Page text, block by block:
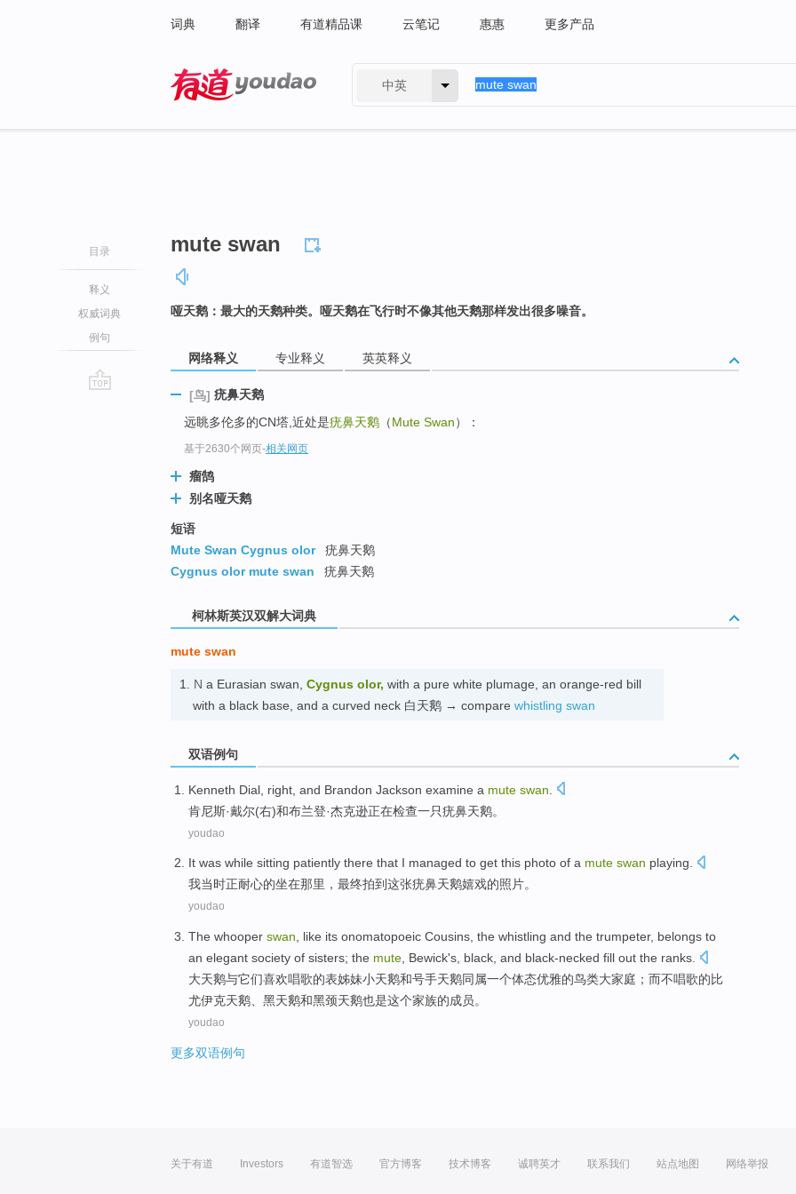
词典 翻译 有道精品课 云笔记 惠惠 更多产品
中英
目录
释义
权威词典
例句
mute swan
哑天鹅：最大的天鹅种类。哑天鹅在飞行时不像其他天鹅那样发出很多噪音。
网络释义 专业释义 英英释义
[鸟] 疣鼻天鹅
远眺多伦多的CN塔,近处是疣鼻天鹅 （Mute Swan）：
基于2630个网页-相关网页
瘤鹄
别名哑天鹅
短语
Mute Swan Cygnus olor
疣鼻天鹅
Cygnus olor mute swan
疣鼻天鹅
柯林斯英汉双解大词典
mute swan
1. N a Eurasian swan, Cygnus olor, with a pure white plumage, an orange-red bill
with a black base, and a curved neck 白天鹅 → compare whistling swan
双语例句
Kenneth Dial right and Brandon Jackson examine a mute swan
肯尼斯·戴尔(右)和布兰登·杰克逊正在检查一只疣鼻天鹅。
youdao
It was while sitting patiently there that I managed to get this photo of a mute swan playing.
我当时正耐心的坐在那里 ， 最终拍到这张疣鼻天鹅嬉戏的照片。
youdao
The whooper swan, like its onomatopoeic Cousins, the whistling and the trumpeter, belongs to
an elegant society of sisters; the mute, Bewick's, black, and black-necked fill out the ranks.
大天鹅与它们喜欢唱歌的表姊妹小天鹅和号手天鹅同属一个体态优雅的鸟类大家庭；而不唱歌的比
尤伊克天鹅、 黑天鹅和黑颈天鹅也是这个家族的成员。
youdao
更多双语例句
关于有道 Investors 有道智选 官方博客 技术博客 诚聘英才 联系我们 站点地图 网络举报